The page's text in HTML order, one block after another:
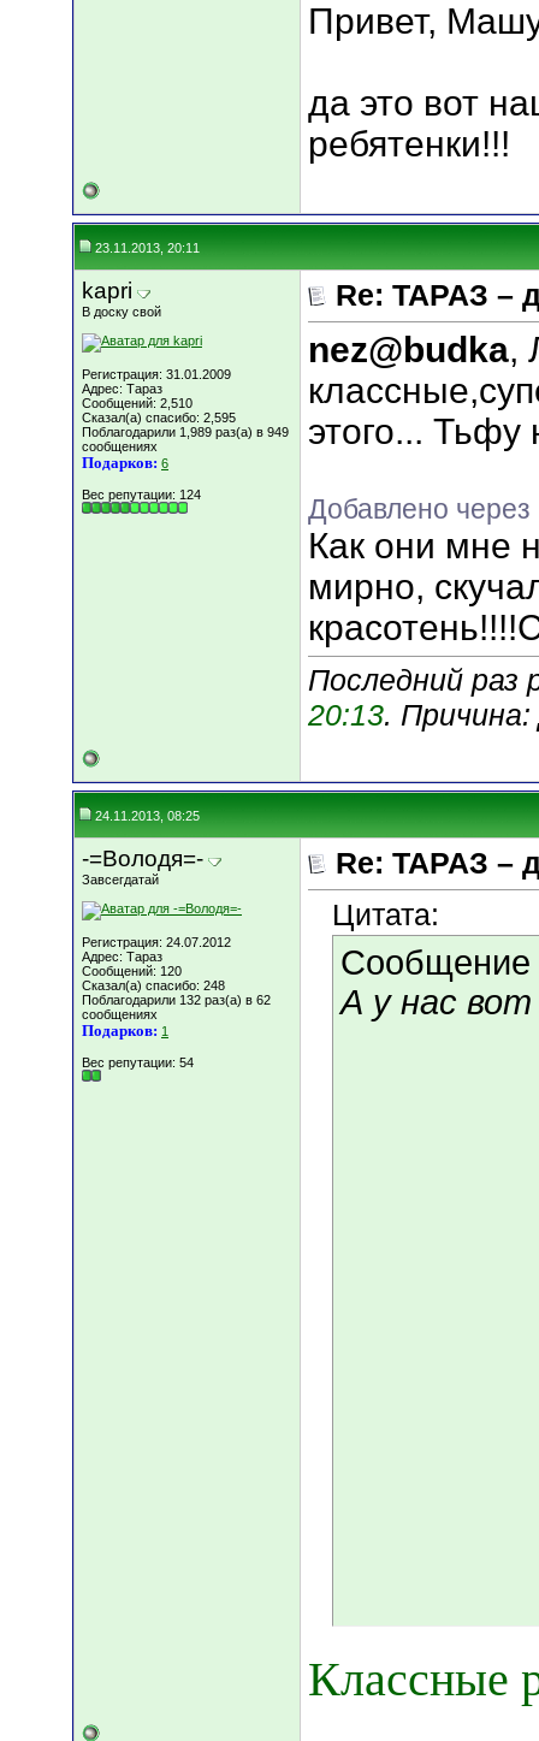
Привет,
да это вот
ребятенки!!!
23.11.2013, 20:11
kapri
В доску свой
Регистрация: 31.01.2009
Адрес: Тараз
Сообщений: 2,510
Сказал(а) спасибо: 2,595
Поблагодарили 1,989 раз(а) в 949
сообщениях
Подарков: 6
Вес репутации: 124
Re: ТАРАЗ –
nez@budka,
этого... Тьфу
Добавлено
Как они мне
мирно,
Последний раз
20:13.
24.11.2013, 08:25
-=Володя=-
Завсегдатай
Регистрация: 24.07.2012
Адрес: Тараз
Сообщений: 120
Сказал(а) спасибо: 248
Поблагодарили 132 раз(а) в 62
сообщениях
Подарков: 1
Вес репутации: 54
Re: ТАРАЗ –
Цитата:
Сообщение
А у нас
Классные